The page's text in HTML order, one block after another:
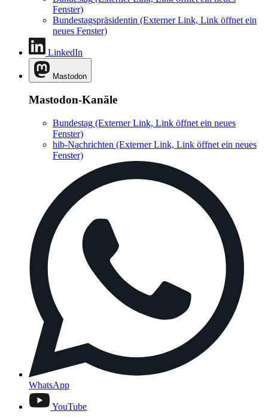
Fenster)
Bundestagspräsidentin (Externer Link, Link öffnet ein
neues Fenster)
LinkedIn
Mastodon
Mastodon-Kanäle
Bundestag (Externer Link, Link öffnet ein neues
Fenster)
hib-Nachrichten (Externer Link, Link öffnet ein neues
Fenster)
WhatsApp
YouTube